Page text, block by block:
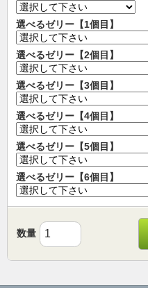
選べるゼリー【1個目】
選べるゼリー【2個目】
選べるゼリー【3個目】
選べるゼリー【4個目】
選べるゼリー【5個目】
選べるゼリー【6個目】
数量